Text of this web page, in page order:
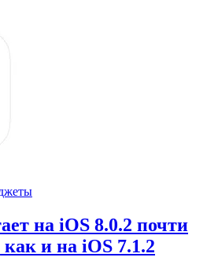
на iOS 8.0.2 почти
и на iOS 7.1.2